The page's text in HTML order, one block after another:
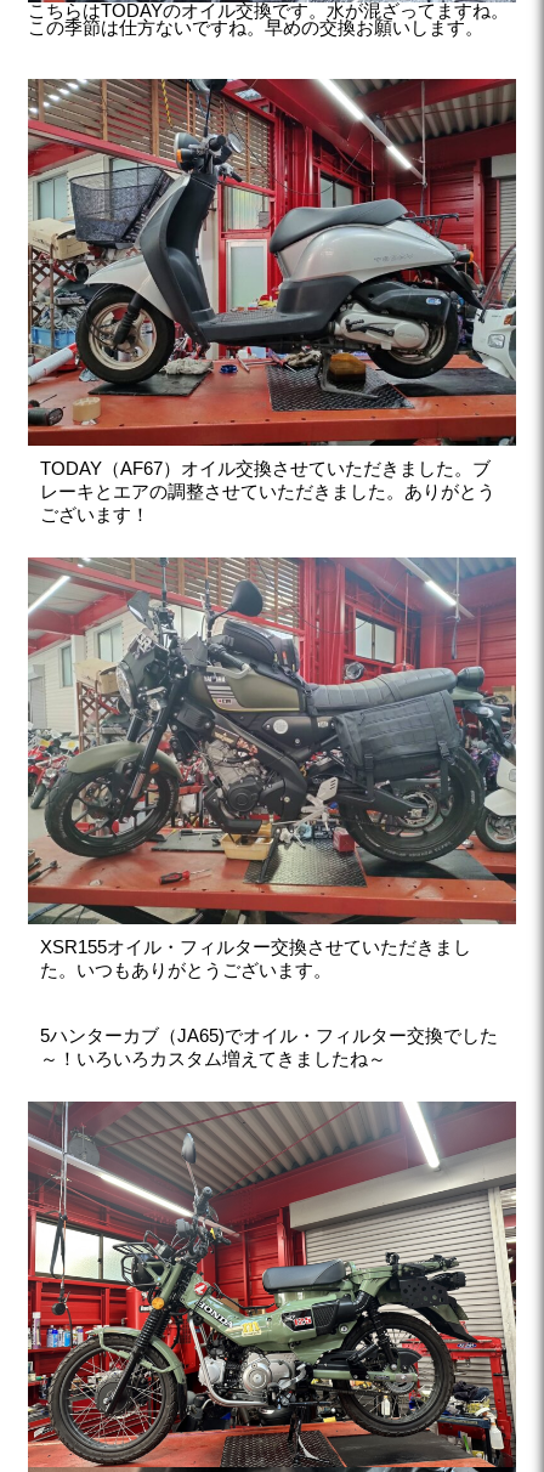
こちらはTODAYのオイル交換です。水が混ざってますね。
この季節は仕方ないですね。早めの交換お願いします。
TODAY（AF67）オイル交換させていただきました。ブ
レーキとエアの調整させていただきました。ありがとう
ございます！
XSR155オイル・フィルター交換させていただきまし
た。いつもありがとうございます。
5ハンターカブ（JA65)でオイル・フィルター交換でした
～！いろいろカスタム増えてきましたね～